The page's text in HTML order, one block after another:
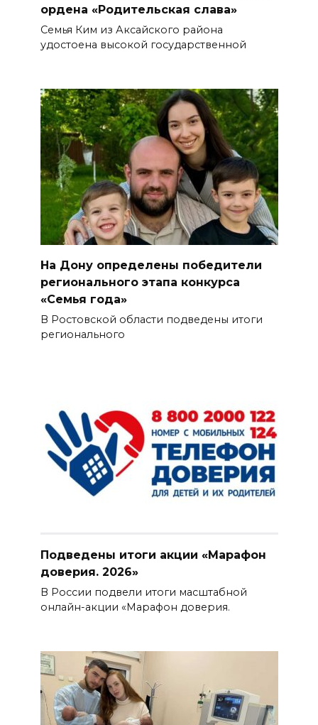
ордена «Родительская слава»
Семья Ким из Аксайского района
удостоена высокой государственной
На Дону определены победители
регионального этапа конкурса
«Семья года»
В Ростовской области подведены итоги
регионального
Подведены итоги акции «Марафон
доверия. 2026»
В России подвели итоги масштабной
онлайн-акции «Марафон доверия.